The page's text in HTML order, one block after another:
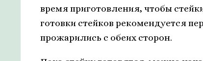
время приготовления, чтобы
готовки стейков рекомендуется
прожарились с обеих сторон.